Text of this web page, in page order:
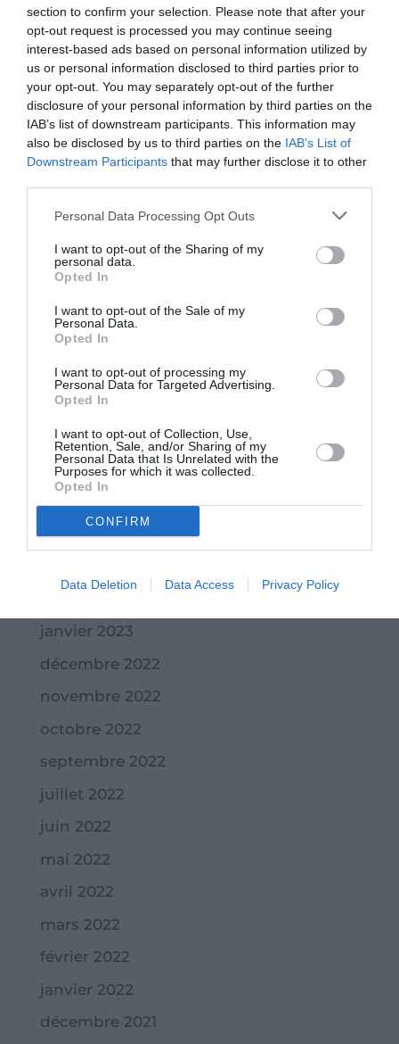
section to confirm your selection. Please note that after your
opt-out request is processed you may continue seeing
interest-based ads based on personal information utilized by
us or personal information disclosed to third parties prior to
your opt-out. You may separately opt-out of the further
disclosure of your personal information by third parties on the
IAB’s list of downstream participants. This information may
also be disclosed by us to third parties on the IAB’s List of
Downstream Participants that may further disclose it to other
Personal Data Processing Opt Outs
I want to opt-out of the Sharing of my
personal data.
Opted In
I want to opt-out of the Sale of my
Personal Data.
Opted In
I want to opt-out of processing my
Personal Data for Targeted Advertising.
Opted In
I want to opt-out of Collection, Use,
Retention, Sale, and/or Sharing of my
Personal Data that Is Unrelated with the
Purposes for which it was collected.
Opted In
CONFIRM
Data Deletion Data Access Privacy Policy
octobre 2024
septembre 2024
juillet 2024
juin 2024
mai 2024
mars 2024
février 2024
janvier 2024
décembre 2023
novembre 2023
octobre 2023
septembre 2023
juillet 2023
juin 2023
mai 2023
avril 2023
janvier 2023
décembre 2022
novembre 2022
octobre 2022
septembre 2022
juillet 2022
juin 2022
mai 2022
avril 2022
mars 2022
février 2022
janvier 2022
décembre 2021